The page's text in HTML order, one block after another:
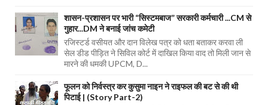
शासन-प्रशासन पर भारी “सिस्टमबाज” सरकारी कर्मचारी ...CM से
गुहार...DM ने बनाई जांच कमेटी
रजिस्टर्ड वसीयत और दान विलेख पत्र को धता बताकर करवा ली
सेल डीड पीड़ित ने सिविल कोर्ट में दाखिल किया वाद तो मिली जान से
मारने की धमकी UPCM, D...
फूलन को निर्वस्त्र कर कुसुमा नाइन ने राइफल की बट से की थी
पिटाई | (Story Part-2)